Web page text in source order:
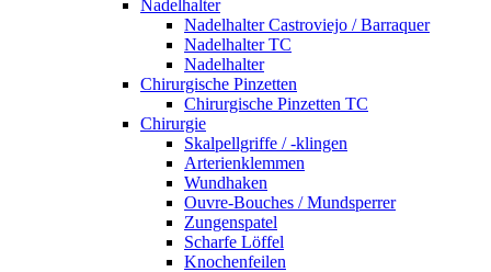
Nadelhalter
Nadelhalter Castroviejo / Barraquer
Nadelhalter TC
Nadelhalter
Chirurgische Pinzetten
Chirurgische Pinzetten TC
Chirurgie
Skalpellgriffe / -klingen
Arterienklemmen
Wundhaken
Ouvre-Bouches / Mundsperrer
Zungenspatel
Scharfe Löffel
Knochenfeilen